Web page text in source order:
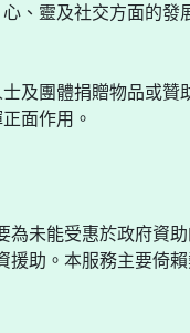
、靈及社交方面的發
及團體捐贈物品或贊
面作用。
為未能受惠於政府資
助。本服務主要倚